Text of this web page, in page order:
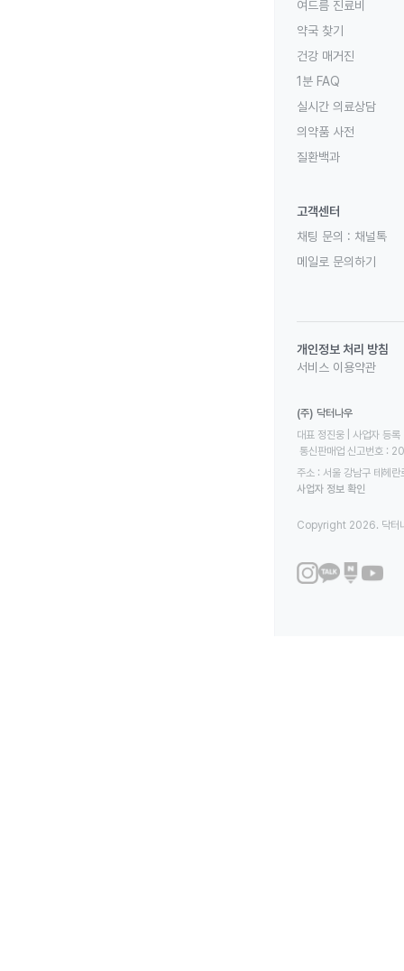
여드름 진료비
약국 찾기
건강 매거진
1분 FAQ
실시간 의료상담
의약품 사전
질환백과
고객센터
채팅 문의 : 채널톡
메일로 문의하기
개인정보 처리 방침
서비스 이용약관
(주) 닥터나우
대표 정진웅 | 사업자
통신판매업 신고번호
주소 : 서울 강남구 테헤
사업자 정보 확인
Copyright 2026. 닥터